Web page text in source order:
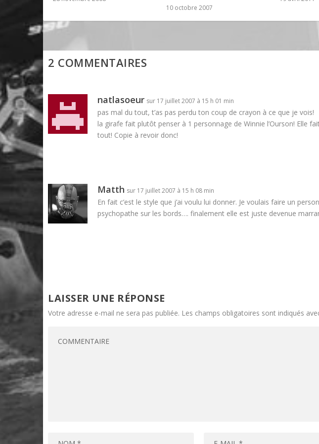
10 octobre 2007
2 COMMENTAIRES
natlasoeur sur 17 juillet 2007 à 15 h 01 min
pas mal du tout, t’as pas perdu ton coup de crayon à ce que je vois!
la girafe fait plutôt penser à 1 personnage de Winnie l’Ourson! Elle
tout! Copie à revoir donc!
Matth sur 17 juillet 2007 à 15 h 08 min
En fait c’est le style que j’ai voulu lui donner. Je voulais faire un
psychopathe sur les bords…. finalement elle est juste devenue
LAISSER UNE RÉPONSE
Votre adresse e-mail ne sera pas publiée. Les champs obligatoires sont indiqués